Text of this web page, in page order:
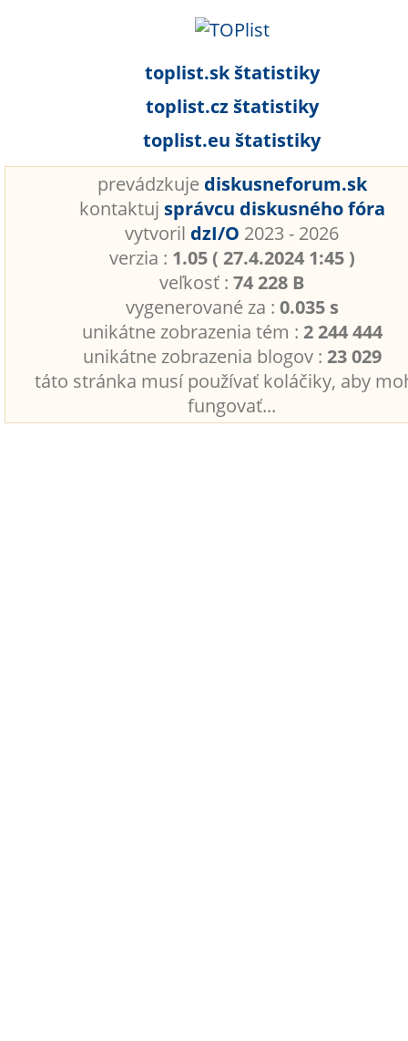
toplist.sk štatistiky
toplist.cz štatistiky
toplist.eu štatistiky
prevádzkuje diskusneforum.sk
kontaktuj správcu diskusného fóra
vytvoril dzI/O 2023 - 2026
verzia : 1.05 ( 27.4.2024 1:45 )
veľkosť :74 228 B
vygenerované za : 0.035 s
unikátne zobrazenia tém : 2 244 444
unikátne zobrazenia blogov : 23 029
táto stránka musí používať koláčiky, aby
fungovať...